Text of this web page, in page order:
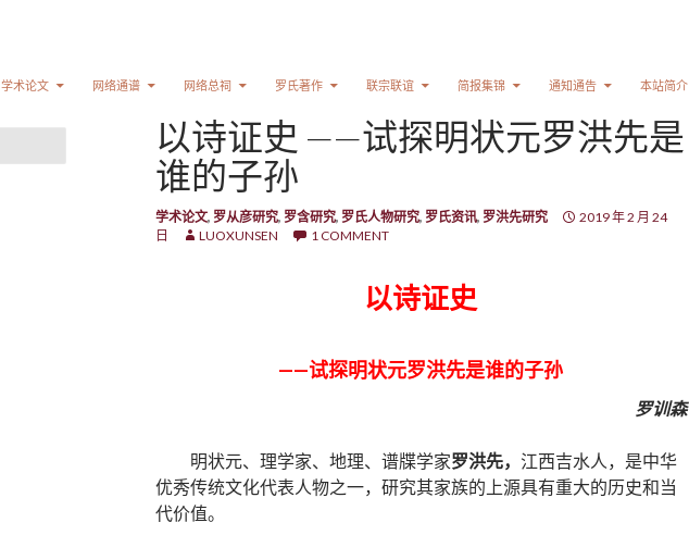
学术论文 网络通谱 网络总祠 罗氏著作 联宗联谊 简报集锦 通知通告 本站简介
以诗证史 ——试探明状元罗洪先是
谁的子孙
学术论文, 罗从彦研究, 罗含研究, 罗氏人物研究, 罗氏资讯, 罗洪先研究
2019 年 2 月 24
日
LUOXUNSEN 1 COMMENT
以诗证史
——试探明状元罗洪先是谁的子孙
罗训森
明状元、理学家、地理、谱牒学家罗洪先， 江西吉水人，是中华
优秀传统文化代表人物之一，研究其家族的上源具有重大的历史和当
代价值。